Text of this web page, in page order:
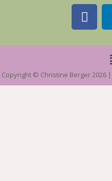
F
a
c
e
o
o
Copyright © Christine Berger 2026